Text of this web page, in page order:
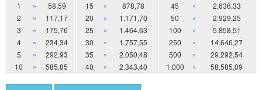
1 » 58,59 15 » 878,78 45 »
2.636,33
2
» 117,17 20 » 1.171,70 50 »
2.929,25
3
» 175,76 25 » 1.464,63 100 »
5.858,51
4
» 234,34 30 » 1.757,55 250 »
14.646,27
5
» 292,93 35 » 2.050,48 500 »
29.292,54
10
» 585,85 40 » 2.343,40 1.000 » 58.585,09